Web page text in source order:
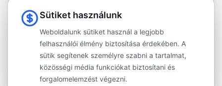
63 190 Ft
Rendelhető:20 db
Szállítás: 5-6 munkanap
Részletek
Sütiket használunk
Weboldalunk sütiket használ a legjobb
felhasználói élmény biztosítása érdekében. A
sütik segítenek személyre szabni a tartalmat,
közösségi média funkciókat biztosítani és
forgalomelemzést végezni.